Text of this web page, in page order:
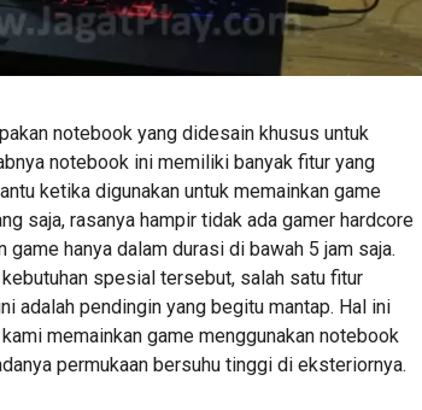
notebook yang didesain khusus untuk
notebook ini memiliki banyak fitur yang
ketika digunakan untuk memainkan game
saja, rasanya hampir tidak ada gamer hardcore
game hanya dalam durasi di bawah 5 jam saja.
spesial tersebut, salah satu fitur
adalah pendingin yang begitu mantap. Hal ini
memainkan game menggunakan notebook
permukaan bersuhu tinggi di eksteriornya.